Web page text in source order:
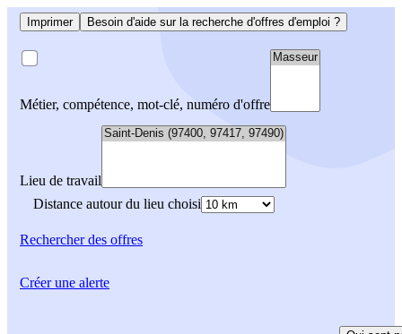
Imprimer Besoin d'aide sur la recherche d'offres d'emploi ?
Métier, compétence, mot-clé, numéro d'offre
Lieu de travail
Distance autour du lieu choisi
Rechercherdes offres
Créer une alerte